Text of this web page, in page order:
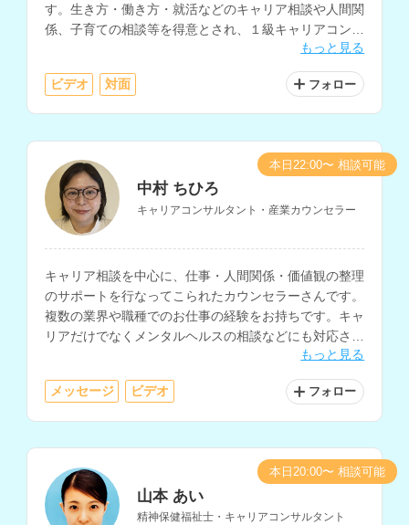
す。生き方・働き方・就活などのキャリア相談や人間関
係、子育ての相談等を得意とされ、１級キャリアコンサ
もっと見る
ビデオ 対面 フォロー
中村 ちひろ
キャリアコンサルタント・産業カウンセラー
キャリア相談を中心に、仕事・人間関係・価値観の整理
のサポートを行なってこられたカウンセラーさんです。
複数の業界や職種でのお仕事の経験をお持ちです。キャ
リアだけでなくメンタルヘルスの相談などにも対応され
もっと見る
メッセージ ビデオ フォロー
本日22:00〜 相談可能
山本 あい
精神保健福祉士・キャリアコンサルタント
本日20:00〜 相談可能